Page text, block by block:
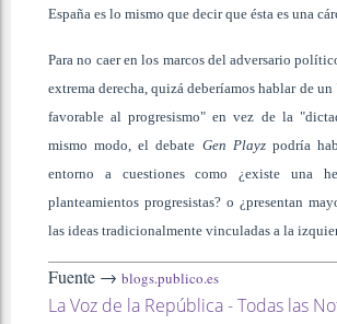
España es lo mismo que decir que ésta es una
Para no caer en los marcos del adversario
extrema derecha, quizá deberíamos hablar de
favorable al progresismo" en vez de la
mismo modo, el debate Gen Playzpodría
entorno a cuestiones como ¿existe una
planteamientos progresistas? o ¿presentan
las ideas tradicionalmente vinculadas a la
Fuente → blogs.publico.es
La Voz de la República - Todas las